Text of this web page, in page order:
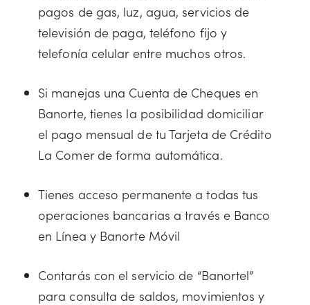
pagos de gas, luz, agua, servicios de
televisión de paga, teléfono fijo y
telefonía celular entre muchos otros.
Si manejas una Cuenta de Cheques en
Banorte, tienes la posibilidad domiciliar
el pago mensual de tu Tarjeta de Crédito
La Comer de forma automática.
Tienes acceso permanente a todas tus
operaciones bancarias a través e Banco
en Línea y Banorte Móvil
Contarás con el servicio de “Banortel”
para consulta de saldos, movimientos y